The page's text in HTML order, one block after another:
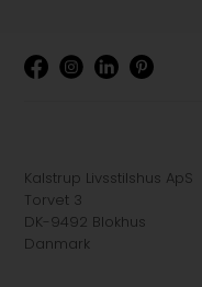
Kalstrup Livsstilshus ApS
Torvet 3
DK-9492 Blokhus
Danmark